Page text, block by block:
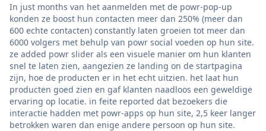
In just months van het aanmelden met de powr-pop-up
konden ze boost hun contacten meer dan 250% (meer dan
600 echte contacten) constantly laten groeien tot meer dan
6000 volgers met behulp van powr social voeden op hun site.
ze added powr slider als een visuele manier om hun klanten
snel te laten zien, aangezien ze landing on de startpagina
zijn, hoe de producten er in het echt uitzien. het laat hun
producten goed zien en gaf klanten naadloos een geweldige
ervaring op locatie. in feite reported dat bezoekers die
interactie hadden met powr-apps op hun site, 2,5 keer langer
betrokken waren dan enige andere persoon op hun site.